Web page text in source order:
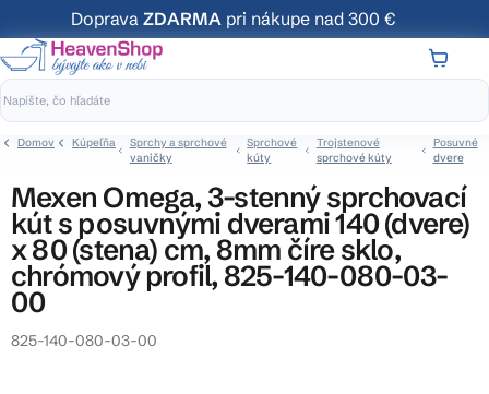
na
obsah
Doprava ZDARMA pri nákupe nad 300 €
Domov Kúpeľňa
Sprchy a sprchové
vaničky
Sprchové
kúty
Trojstenové
sprchové kúty
Posuvné
dvere
Mexen Omega, 3-stenný sprchovací
kút s posuvnými dverami 140 (dvere)
x 80 (stena) cm, 8mm číre sklo,
chrómový profil, 825-140-080-03-
00
825-140-080-03-00